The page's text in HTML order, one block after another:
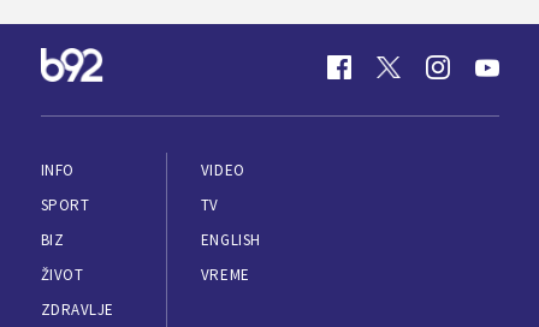
INFO
SPORT
BIZ
ŽIVOT
ZDRAVLJE
VIDEO
TV
ENGLISH
VREME